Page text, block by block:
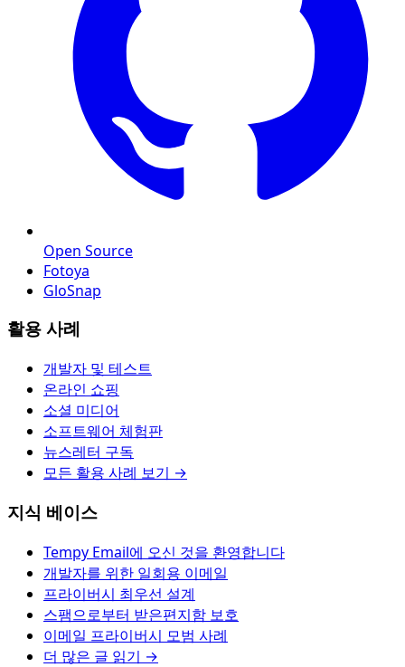
Open Source
Fotoya
GloSnap
활용 사례
개발자 및 테스트
온라인 쇼핑
소셜 미디어
소프트웨어 체험판
뉴스레터 구독
모든 활용 사례 보기 →
지식 베이스
Tempy Email에 오신 것을 환영합니다
개발자를 위한 일회용 이메일
프라이버시 최우선 설계
스팸으로부터 받은편지함 보호
이메일 프라이버시 모범 사례
더 많은 글 읽기 →